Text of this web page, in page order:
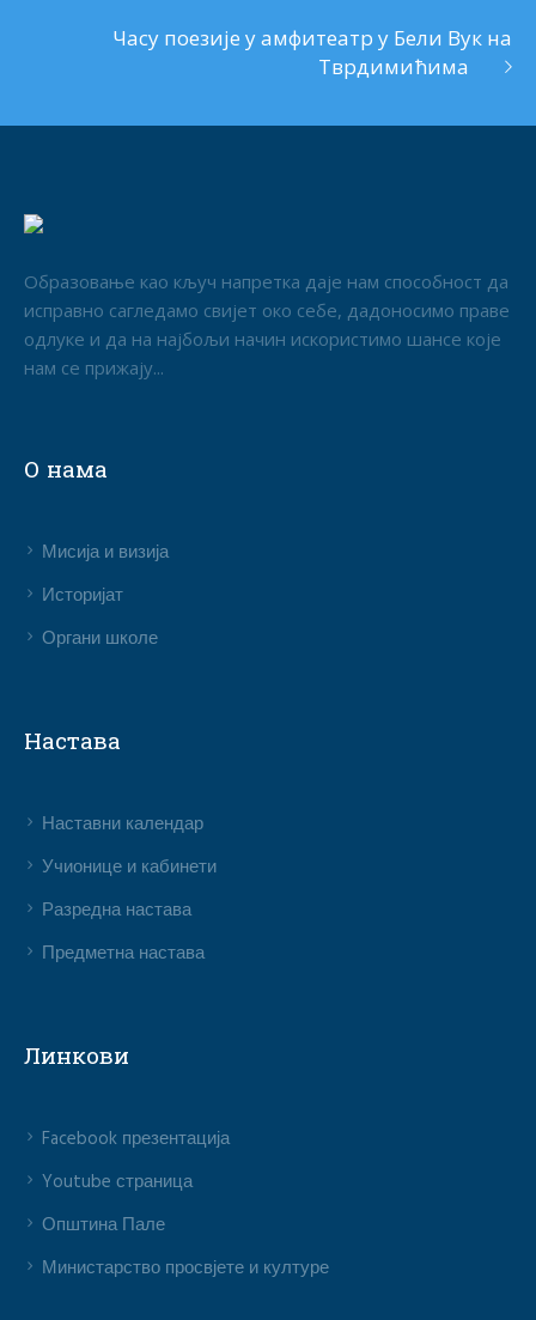
Часу поезије у амфитеатр у Бели Вук на
Тврдимићима
Образовање као кључ напретка даје нам способност да
исправно сагледамо свијет око себе, дадоносимо праве
одлуке и да на најбољи начин искористимо шансе које
нам се прижају...
О нама
Мисија и визија
Историјат
Органи школе
Настава
Наставни календар
Учионице и кабинети
Разредна настава
Предметна настава
Линкови
Facebook презентација
Youtube страница
Општина Пале
Министарство просвјете и културе